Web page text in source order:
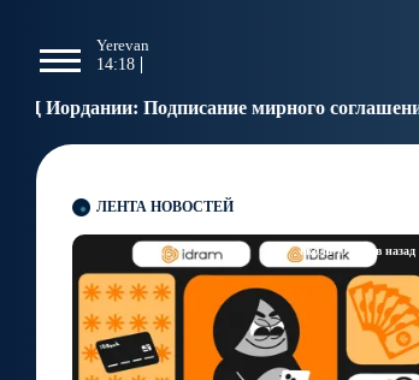
Yerevan
14:18
мирного соглашения между Арменией
ЛЕНТА НОВОСТЕЙ
около 17 часов назад